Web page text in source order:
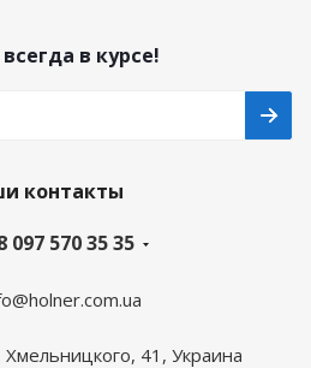
в курсе!
контакты
097 570 35 35
Хмельницкого, 41, Украина